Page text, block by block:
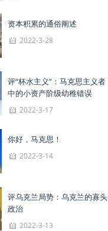
资本积累的通俗阐述
2022-3-28
评“杯水主义”：马克思主义者
中的小资产阶级幼稚错误
2022-3-17
你好，马克思！
2022-3-14
评乌克兰局势：乌克兰的寡头
政治
2022-3-13